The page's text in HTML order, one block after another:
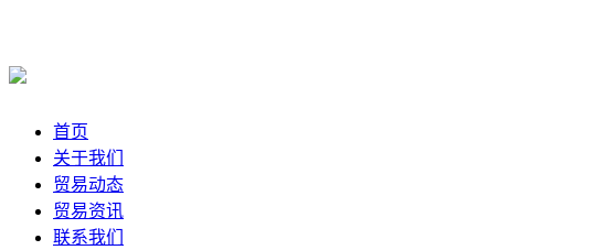
首页
关于我们
贸易动态
贸易资讯
联系我们